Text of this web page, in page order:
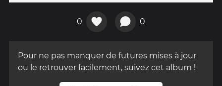
0 0
Pour ne pas manquer de futures mises à jour
ou le retrouver facilement, suivez cet album !